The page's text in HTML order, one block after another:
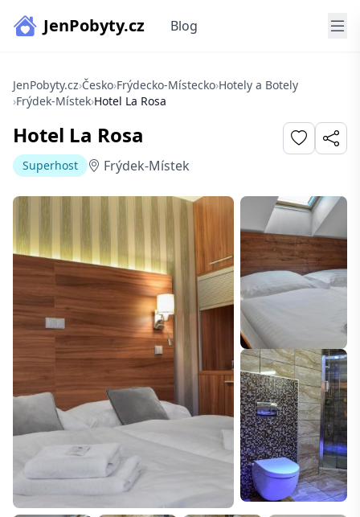
JenPobyty.cz Blog
JenPobyty.cz›Česko›Frýdecko-Místecko›Hotely a Botely
›Frýdek-Místek›Hotel La Rosa
Hotel La Rosa
Superhost Frýdek-Místek